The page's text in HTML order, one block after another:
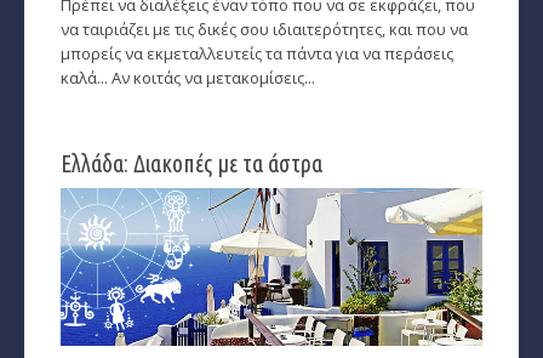
­Ζώδια και οικογένεια
­Ζώδια και αθλητισμός
Gossip και αλλά...
Αυτογνωσία
Εναλλακτικές Θεραπείες
Πρέπει να διαλέξεις έναν τόπο που να σε εκφράζει, που
να ταιριάζει με τις δικές σου ιδιαιτερότητες, και που να
μπορείς να εκμεταλλευτείς τα πάντα για να περάσεις
καλά... Αν κοιτάς να μετακομίσεις...
Ελλάδα: Διακοπές με τα άστρα